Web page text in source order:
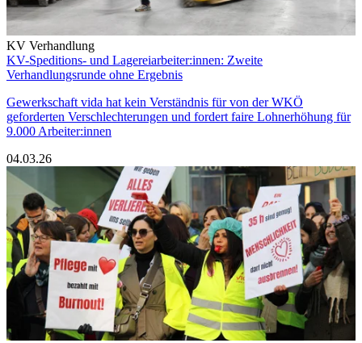
KV Verhandlung
KV-Speditions- und Lagereiarbeiter:innen: Zweite
Verhandlungsrunde ohne Ergebnis
Gewerkschaft vida hat kein Verständnis für von der WKÖ
geforderten Verschlechterungen und fordert faire Lohnerhöhung für
9.000 Arbeiter:innen
04.03.26